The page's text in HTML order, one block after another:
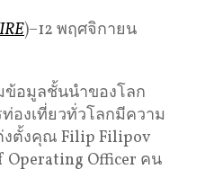
)–12 พฤศจิกายน
ข้อมูลชั้นนำของโลก
องเที่ยวทั่วโลกมีความ
ตั้งคุณ Filip Filipov
Operating Officer คน